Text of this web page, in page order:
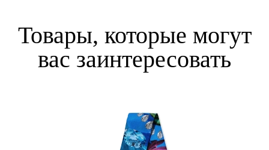
Товары, которые могут
вас заинтересовать